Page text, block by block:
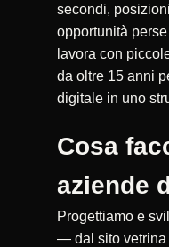
secondi,
opportunità
lavora con
da oltre 15 anni
digitale in uno
Cosa
aziende
Progettiamo e
— dal sito vetrina